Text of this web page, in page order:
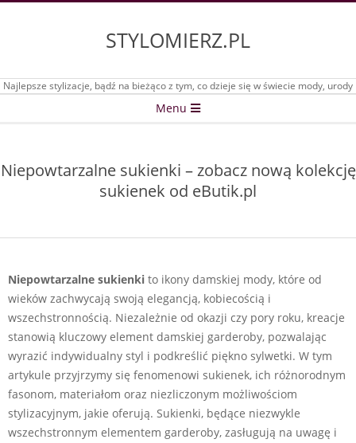
STYLOMIERZ.PL
Najlepsze stylizacje, bądź na bieżąco z tym, co dzieje się w świecie mody, urody
Menu
Niepowtarzalne sukienki – zobacz nową kolekcję
sukienek od eButik.pl
Niepowtarzalne sukienki to ikony damskiej mody, które od
wieków zachwycają swoją elegancją, kobiecością i
wszechstronnością. Niezależnie od okazji czy pory roku, kreacje
stanowią kluczowy element damskiej garderoby, pozwalając
wyrazić indywidualny styl i podkreślić piękno sylwetki. W tym
artykule przyjrzymy się fenomenowi sukienek, ich różnorodnym
fasonom, materiałom oraz niezliczonym możliwościom
stylizacyjnym, jakie oferują. Sukienki, będące niezwykle
wszechstronnym elementem garderoby, zasługują na uwagę i